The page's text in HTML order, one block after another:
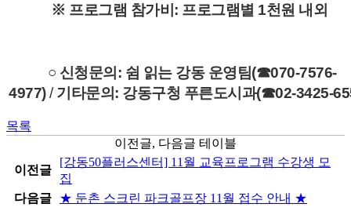
※ 프로그램 참가비: 프로그램별 1천원 내외
○ 신청문의: 쉼 읽는 강동 운영팀(☎070-7576-
4977) / 기타문의: 강동구청 푸른도시과(☎02-3425-
목록
이전글, 다음글 테이블
이전글
[강동50플러스센터] 11월 교육프로그램 수강생 모
집
다음글
★ 둔촌 스크린 파크골프장 11월 접수 안내 ★